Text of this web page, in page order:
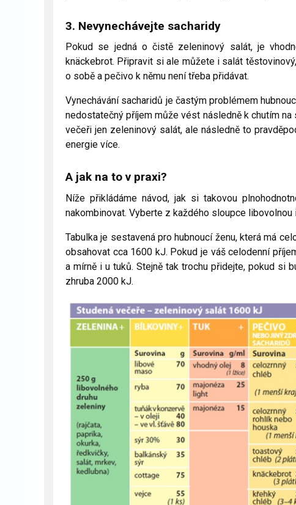
3. Nevynechávejte sacharidy
Pokud se jedná o čistě zeleninový salát, je
knäckebrot. Připravit si ale můžete i salát
o sobě a pečivo k němu není třeba přidávat.
Vynechávání sacharidů je častým problémem
nedostatečný příjem může vést následně k chutím
večeři jen zeleninový salát, ale následně to
energie více.
A jak na to v praxi?
Níže přikládáme návod, jak si takovou
nakombinovat. Vyberte z každého sloupce
Tabulka je sestavená pro hubnoucí ženu, která má
obsahovat cca 1600 kJ. Pokud je váš celodenní
a mírně i u tuků. Stejně tak trochu přidejte, pokud si
zhruba 2000 kJ.